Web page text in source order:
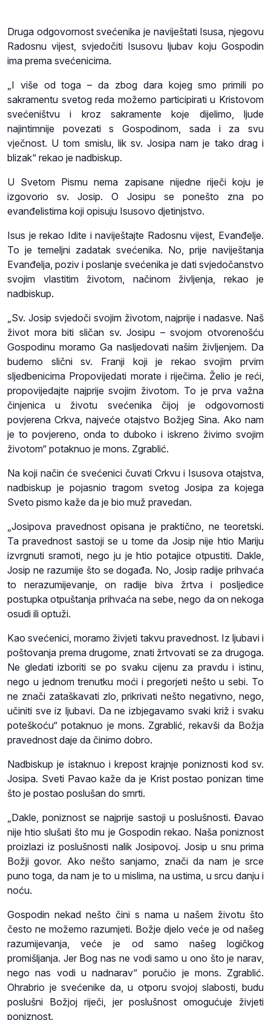
Druga odgovornost svećenika je naviještati Isusa, njegovu
Radosnu vijest, svjedočiti Isusovu ljubav koju Gospodin
ima prema svećenicima.
„I više od toga – da zbog dara kojeg smo primili po
sakramentu svetog reda možemo participirati u Kristovom
svećeništvu i kroz sakramente koje dijelimo, ljude
najintimnije povezati s Gospodinom, sada i za svu
vječnost. U tom smislu, lik sv. Josipa nam je tako drag i
blizak“ rekao je nadbiskup.
U Svetom Pismu nema zapisane nijedne riječi koju je
izgovorio sv. Josip. O Josipu se ponešto zna po
evanđelistima koji opisuju Isusovo djetinjstvo.
Isus je rekao Idite i naviještajte Radosnu vijest, Evanđelje.
To je temeljni zadatak svećenika. No, prije naviještanja
Evanđelja, poziv i poslanje svećenika je dati svjedočanstvo
svojim vlastitim životom, načinom življenja, rekao je
nadbiskup.
„Sv. Josip svjedoči svojim životom, najprije i nadasve. Naš
život mora biti sličan sv. Josipu – svojom otvorenošću
Gospodinu moramo Ga nasljedovati našim življenjem. Da
budemo slični sv. Franji koji je rekao svojim prvim
sljedbenicima Propovijedati morate i riječima. Želio je reći,
propovijedajte najprije svojim životom. To je prva važna
činjenica u životu svećenika čijoj je odgovornosti
povjerena Crkva, najveće otajstvo Božjeg Sina. Ako nam
je to povjereno, onda to duboko i iskreno živimo svojim
životom“ potaknuo je mons. Zgrablić.
Na koji način će svećenici čuvati Crkvu i Isusova otajstva,
nadbiskup je pojasnio tragom svetog Josipa za kojega
Sveto pismo kaže da je bio muž pravedan.
„Josipova pravednost opisana je praktično, ne teoretski.
Ta pravednost sastoji se u tome da Josip nije htio Mariju
izvrgnuti sramoti, nego ju je htio potajice otpustiti. Dakle,
Josip ne razumije što se događa. No, Josip radije prihvaća
to nerazumijevanje, on radije biva žrtva i posljedice
postupka otpuštanja prihvaća na sebe, nego da on nekoga
osudi ili optuži.
Kao svećenici, moramo živjeti takvu pravednost. Iz ljubavi i
poštovanja prema drugome, znati žrtvovati se za drugoga.
Ne gledati izboriti se po svaku cijenu za pravdu i istinu,
nego u jednom trenutku moći i pregorjeti nešto u sebi. To
ne znači zataškavati zlo, prikrivati nešto negativno, nego,
učiniti sve iz ljubavi. Da ne izbjegavamo svaki križ i svaku
poteškoću“ potaknuo je mons. Zgrablić, rekavši da Božja
pravednost daje da činimo dobro.
Nadbiskup je istaknuo i krepost krajnje poniznosti kod sv.
Josipa. Sveti Pavao kaže da je Krist postao ponizan time
što je postao poslušan do smrti.
„Dakle, poniznost se najprije sastoji u poslušnosti. Đavao
nije htio slušati što mu je Gospodin rekao. Naša poniznost
proizlazi iz poslušnosti nalik Josipovoj. Josip u snu prima
Božji govor. Ako nešto sanjamo, znači da nam je srce
puno toga, da nam je to u mislima, na ustima, u srcu danju i
noću.
Gospodin nekad nešto čini s nama u našem životu što
često ne možemo razumjeti. Božje djelo veće je od našeg
razumijevanja, veće je od samo našeg logičkog
promišljanja. Jer Bog nas ne vodi samo u ono što je narav,
nego nas vodi u nadnarav“ poručio je mons. Zgrablić.
Ohrabrio je svećenike da, u otporu svojoj slabosti, budu
poslušni Božjoj riječi, jer poslušnost omogućuje živjeti
poniznost.